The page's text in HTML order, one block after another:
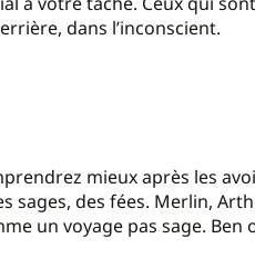
dans l’inconscient.
mieux après les
sages, des fées. Merlin,
un voyage pas sage. Ben